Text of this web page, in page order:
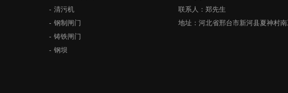
清污机
钢制闸门
铸铁闸门
钢坝
联系人：郑先生
地址：河北省邢台市新河县夏神村